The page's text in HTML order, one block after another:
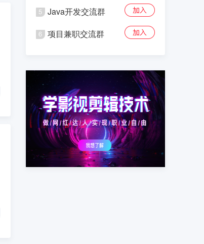
Java开发交流群
项目兼职交流群